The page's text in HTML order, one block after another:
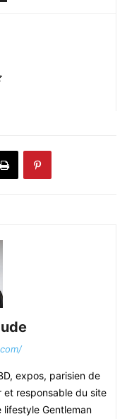
expos, parisien de
responsable du site
Gentleman